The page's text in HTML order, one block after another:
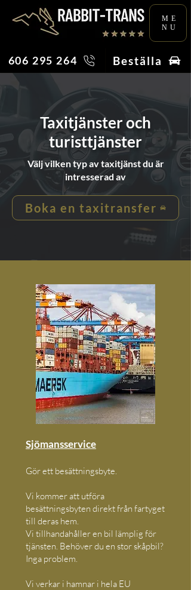
ME
NU
606 295 264 Beställa
Taxitjänster och
turisttjänster
Välj vilken typ av taxitjänst du är
intresserad av
Boka en taxitransfer
Sjömansservice
Gör ett besättningsbyte.
Vi kommer att utföra
besättningsbyten direkt från fartyget
till deras hem.
Vi tillhandahåller en bil lämplig för
tjänsten. Behöver du en stor skåpbil?
Inga problem.
Vi verkar i hamnar i hela EU